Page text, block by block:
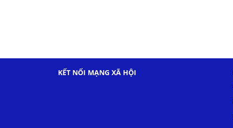
KẾT NỐI MẠNG XÃ HỘI